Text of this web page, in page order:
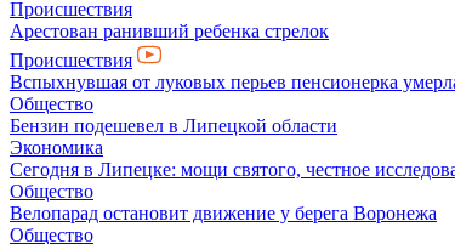
Происшествия
Арестован ранивший ребенка стрелок
Происшествия
Вспыхнувшая от луковых перьев пенсионерка
Общество
Бензин подешевел в Липецкой области
Экономика
Сегодня в Липецке: мощи святого, честное
Общество
Велопарад остановит движение у берега Воронежа
Общество